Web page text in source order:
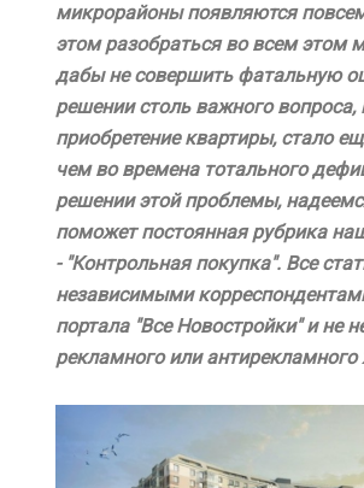
микрорайоны появляются
этом разобраться во всем этом
дабы не совершить фатальную
решении столь важного вопроса,
приобретение квартиры, стало
чем во времена тотального
решении этой проблемы,
поможет постоянная рубрика
- "Контрольная покупка". Все
независимыми
портала "Все Новостройки" и не
рекламного или антирекламного